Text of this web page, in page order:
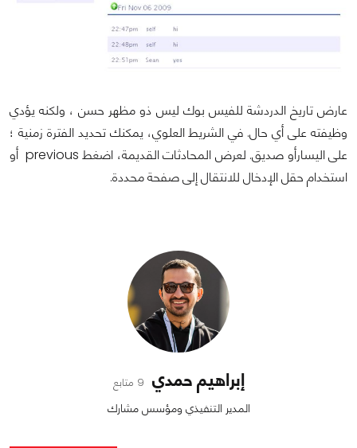
عارض تاريخ الدردشة للفيس بوك ليس ذو مظهر حسن ، ولكنه يؤدي
وظيفته على أي حال. في الشريط العلوي، يمكنك تحديد الفترة زمنية ؛
على اليسارأو صديق. لعرض المحادثات القديمة، اضغط previous أو
استخدام حقل الإدخال للانتقال إلى صفحة محددة.
إبراهيم حمدي 9 متابع
المدير التنفيذي ومؤسس مشارك